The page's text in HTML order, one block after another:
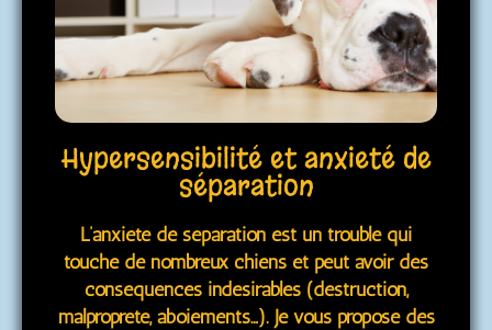
Hypersensibilité et anxieté de
séparation
L’anxiété de séparation est un trouble qui
touche de nombreux chiens et peut avoir des
conséquences indésirables (destruction,
malpropreté, aboiements…). Je vous propose des